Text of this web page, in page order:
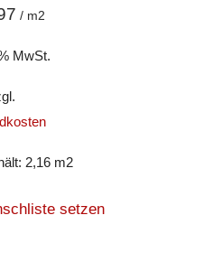
/ m2
MwSt.
2,16 m2
setzen